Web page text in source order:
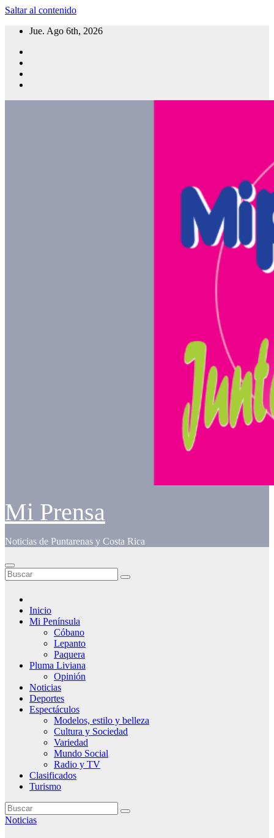
Saltar al contenido
Jue. Ago 6th, 2026
Mi Prensa
Noticias de Puntarenas y Costa Rica
Inicio
Mi Península
Cóbano
Lepanto
Paquera
Pluma Liviana
Opinión
Noticias
Deportes
Espectáculos
Modelos, estilo y belleza
Cultura y Sociedad
Variedad
Mundo Social
Radio y TV
Clasificados
Turismo
Noticias